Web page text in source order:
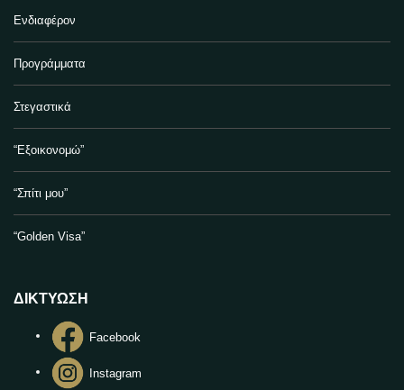
Ενδιαφέρον
Προγράμματα
Στεγαστικά
“Εξοικονομώ”
“Σπίτι μου”
“Golden Visa”
ΔΙΚΤΥΩΣΗ
Facebook
Instagram